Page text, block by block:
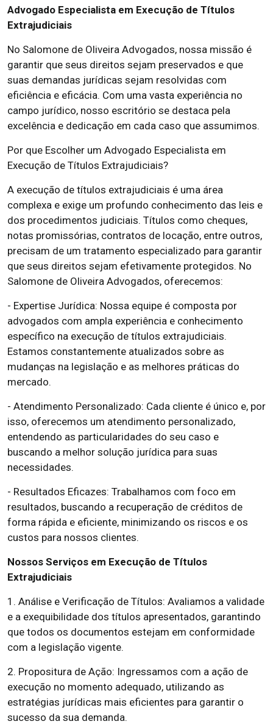
Advogado Especialista em Execução de Títulos
Extrajudiciais
No Salomone de Oliveira Advogados, nossa missão é
garantir que seus direitos sejam preservados e que
suas demandas jurídicas sejam resolvidas com
eficiência e eficácia. Com uma vasta experiência no
campo jurídico, nosso escritório se destaca pela
excelência e dedicação em cada caso que assumimos.
Por que Escolher um Advogado Especialista em
Execução de Títulos Extrajudiciais?
A execução de títulos extrajudiciais é uma área
complexa e exige um profundo conhecimento das leis e
dos procedimentos judiciais. Títulos como cheques,
notas promissórias, contratos de locação, entre outros,
precisam de um tratamento especializado para garantir
que seus direitos sejam efetivamente protegidos. No
Salomone de Oliveira Advogados, oferecemos:
- Expertise Jurídica: Nossa equipe é composta por
advogados com ampla experiência e conhecimento
específico na execução de títulos extrajudiciais.
Estamos constantemente atualizados sobre as
mudanças na legislação e as melhores práticas do
mercado.
- Atendimento Personalizado: Cada cliente é único e, por
isso, oferecemos um atendimento personalizado,
entendendo as particularidades do seu caso e
buscando a melhor solução jurídica para suas
necessidades.
- Resultados Eficazes: Trabalhamos com foco em
resultados, buscando a recuperação de créditos de
forma rápida e eficiente, minimizando os riscos e os
custos para nossos clientes.
Nossos Serviços em Execução de Títulos
Extrajudiciais
1. Análise e Verificação de Títulos: Avaliamos a validade
e a exequibilidade dos títulos apresentados, garantindo
que todos os documentos estejam em conformidade
com a legislação vigente.
2. Propositura de Ação: Ingressamos com a ação de
execução no momento adequado, utilizando as
estratégias jurídicas mais eficientes para garantir o
sucesso da sua demanda.